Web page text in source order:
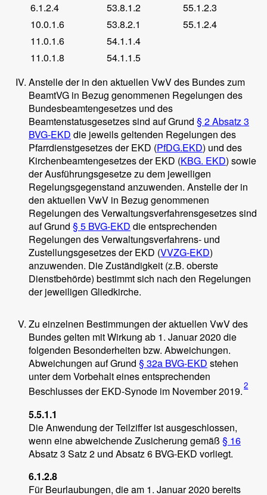
6.1.2.4
53.8.1.2
55.1.2.3
10.0.1.6
53.8.2.1
55.1.2.4
11.0.1.6
54.1.1.4
11.0.1.8
54.1.1.5
Anstelle der in den aktuellen VwV des Bundes zum
BeamtVG in Bezug genommenen Regelungen des
Bundesbeamtengesetzes und des
Beamtenstatusgesetzes sind auf Grund § 2 Absatz 3
BVG-EKD die jeweils geltenden Regelungen des
Pfarrdienstgesetzes der EKD (PfDG.EKD) und des
Kirchenbeamtengesetzes der EKD (KBG. EKD) sowie
der Ausführungsgesetze zu dem jeweiligen
Regelungsgegenstand anzuwenden. Anstelle der in
den aktuellen VwV in Bezug genommenen
Regelungen des Verwaltungsverfahrensgesetzes sind
auf Grund § 5 BVG-EKD die entsprechenden
Regelungen des Verwaltungsverfahrens- und
Zustellungsgesetzes der EKD (VVZG-EKD)
anzuwenden. Die Zuständigkeit (z.B. oberste
Dienstbehörde) bestimmt sich nach den Regelungen
der jeweiligen Gliedkirche.
Zu einzelnen Bestimmungen der aktuellen VwV des
Bundes gelten mit Wirkung ab 1. Januar 2020 die
folgenden Besonderheiten bzw. Abweichungen.
Abweichungen auf Grund § 32a BVG-EKD stehen
unter dem Vorbehalt eines entsprechenden
Beschlusses der EKD-Synode im November 2019.2
5.5.1.1
Die Anwendung der Teilziffer ist ausgeschlossen,
wenn eine abweichende Zusicherung gemäß § 16
Absatz 3 Satz 2 und Absatz 6 BVG-EKD vorliegt.
6.1.2.8
Für Beurlaubungen, die am 1. Januar 2020 bereits